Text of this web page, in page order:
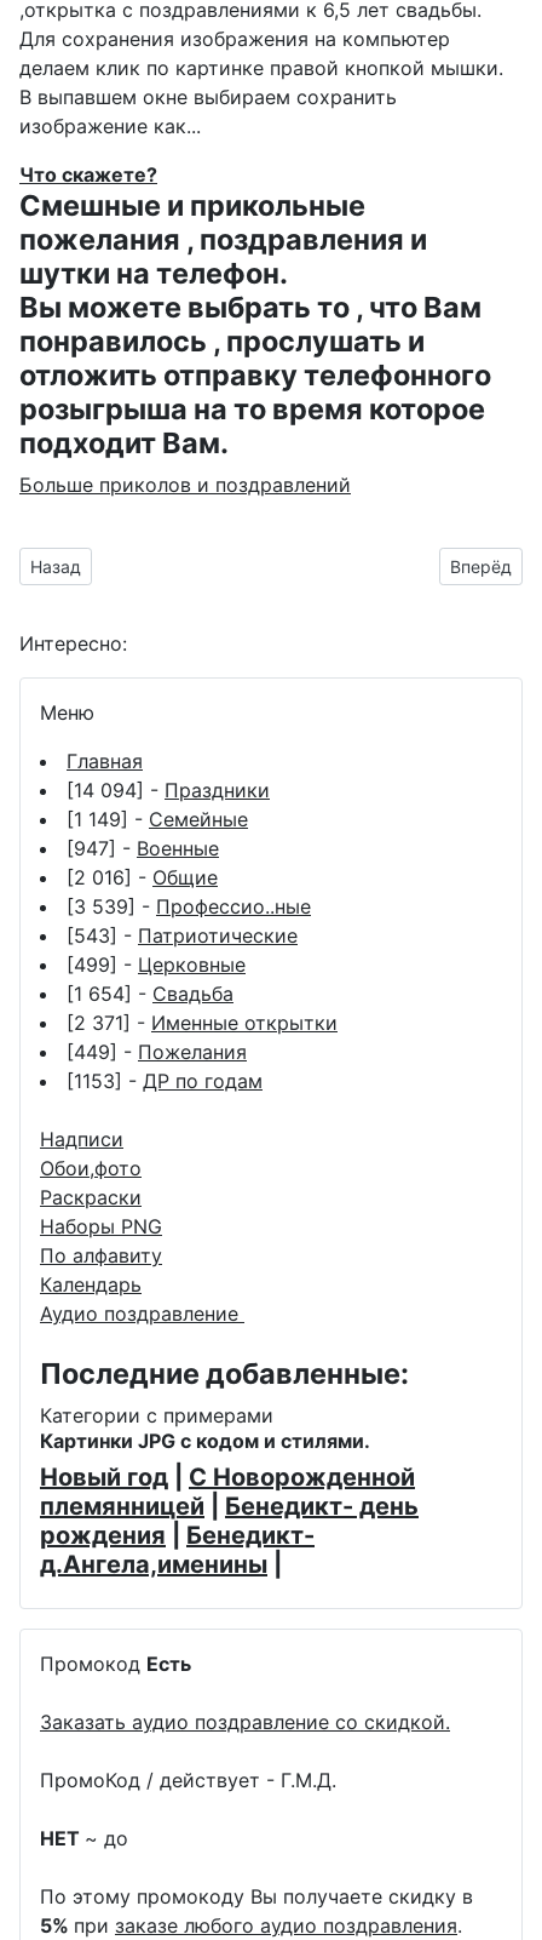
,открытка с поздравлениями к 6,5 лет свадьбы.
Для сохранения изображения на компьютер
делаем клик по картинке правой кнопкой мышки.
В выпавшем окне выбираем сохранить
изображение как...
Что скажете?
Смешные и прикольные
пожелания , поздравления и
шутки на телефон.
Вы можете выбрать то , что Вам
понравилось , прослушать и
отложить отправку телефонного
розыгрыша на то время которое
подходит Вам.
Больше приколов и поздравлений
Предыдущий материал: поздравить открыткой с цинковой
Назад Вперёд
Интересно:
Меню
Главная
[14 094] - Праздники
[1 149] - Семейные
[947] - Военные
[2 016] - Общие
[3 539] - Профессио..ные
[543] - Патриотические
[499] - Церковные
[1 654] - Свадьба
[2 371] - Именные открытки
[449] - Пожелания
[1153] - ДР по годам
Надписи
Обои,фото
Раскраски
Наборы PNG
По алфавиту
Календарь
Аудио поздравление
Последние добавленные:
Категории с примерами
Картинки JPG с кодом и стилями.
Новый год
С Новорожденной
племянницей
Бенедикт- день
рождения
Бенедикт-
д.Ангела,именины
Промокод Есть
Заказать аудио поздравление со скидкой.
ПромоКод / действует - Г.М.Д.
НЕТ ~ до
По этому промокоду Вы получаете скидку в
5% при заказе любого аудио поздравления.